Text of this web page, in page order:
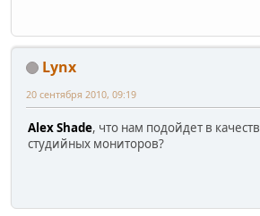
Lynx
20 сентября 2010, 09:19
Alex Shade, что нам подойдет в
студийных мониторов?